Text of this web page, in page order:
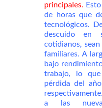
principales.
de horas que
tecnológicos.
descuido en
cotidianos,
familiares. A
bajo
trabajo, lo
pérdida del
a las